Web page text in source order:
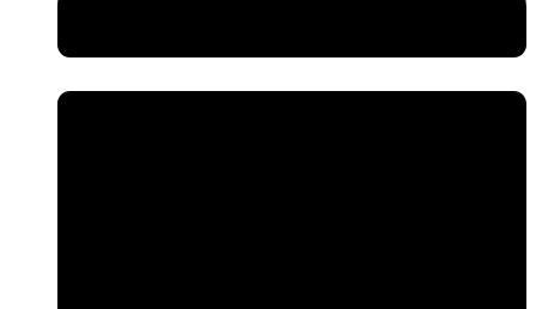
migrar de uma oferta de “produtos” isolados para
qualidade, produtos de síntese convencionais (em doses otimizadas e